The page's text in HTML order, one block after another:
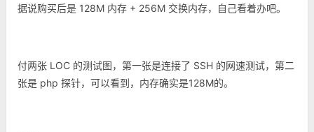
据说购买后是 128M 内存 + 256M 交换内存，自己看着办吧。
付两张 LOC 的测试图，第一张是连接了 SSH 的网速测试，第二
张是 php 探针，可以看到，内存确实是128M的。